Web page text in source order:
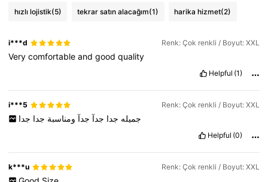
hızlı lojistik(5) tekrar satın alacağım(1) harika hizmet(2)
i***d Renk: Çok renkli / Boyut: XXL
Verycomfortableandgoodquality
Helpful (1)
i***5 Renk: Çok renkli / Boyut: XXL
جميله جدا جدآ جدآ ومناسبة جدا جدا
Helpful (0)
k***u Renk: Çok renkli / Boyut: XXL